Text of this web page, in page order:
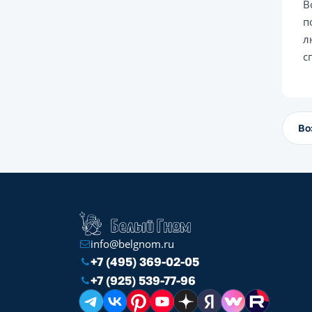
info@belgnom.ru
+7 (495) 369-02-05
+7 (925) 539-77-96